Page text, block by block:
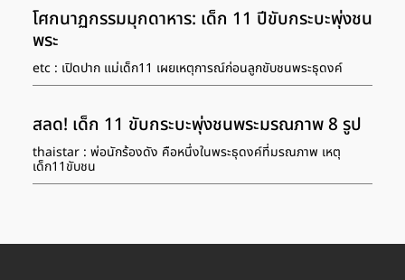
โศกนาฏกรรมมุกดาหาร: เด็ก 11 ปีขับกระบะพุ่งชน
พระ
etc : เปิดปาก แม่เด็ก11 เผยเหตุการณ์ก่อนลูกขับชนพระธุดงค์
สลด! เด็ก 11 ขับกระบะพุ่งชนพระมรณภาพ 8 รูป
thaistar : พ่อนักร้องดัง คือหนึ่งในพระธุดงค์ที่มรณภาพ เหตุ
เด็ก11ขับชน